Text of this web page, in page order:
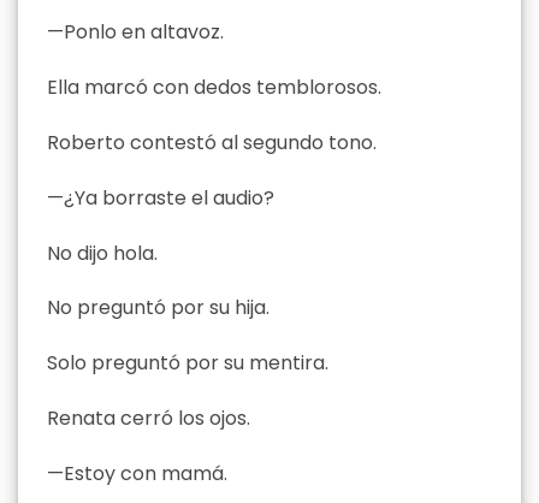
—Ponlo en altavoz.
Ella marcó con dedos temblorosos.
Roberto contestó al segundo tono.
—¿Ya borraste el audio?
No dijo hola.
No preguntó por su hija.
Solo preguntó por su mentira.
Renata cerró los ojos.
—Estoy con mamá.